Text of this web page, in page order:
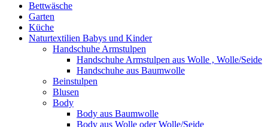
Bettwäsche
Garten
Küche
Naturtextilien Babys und Kinder
Handschuhe Armstulpen
Handschuhe Armstulpen aus Wolle , Wolle/Seide
Handschuhe aus Baumwolle
Beinstulpen
Blusen
Body
Body aus Baumwolle
Body aus Wolle oder Wolle/Seide